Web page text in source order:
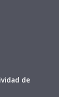
de